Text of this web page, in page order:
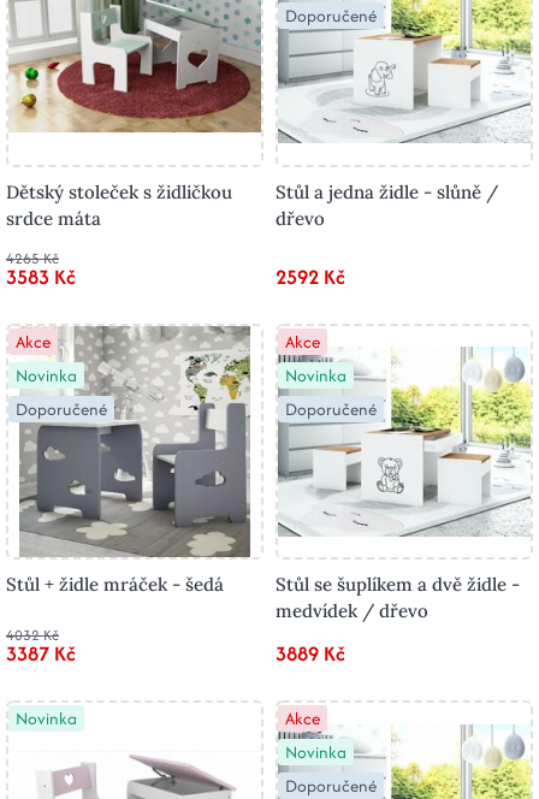
Dětský stoleček s židličkou
srdce máta
4265 Kč
3583 Kč
Doporučené
Stůl a jedna židle - slůně /
dřevo
2592 Kč
Akce
Novinka
Doporučené
Stůl + židle mráček - šedá
4032 Kč
3387 Kč
Akce
Novinka
Doporučené
Stůl se šuplíkem a dvě židle -
medvídek / dřevo
3889 Kč
Novinka
Akce
Novinka
Doporučené